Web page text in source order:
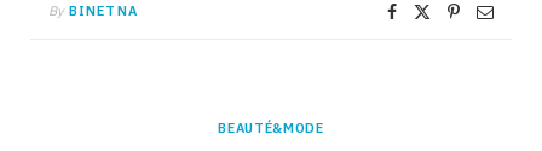
By BINETNA
BEAUTÉ&MODE